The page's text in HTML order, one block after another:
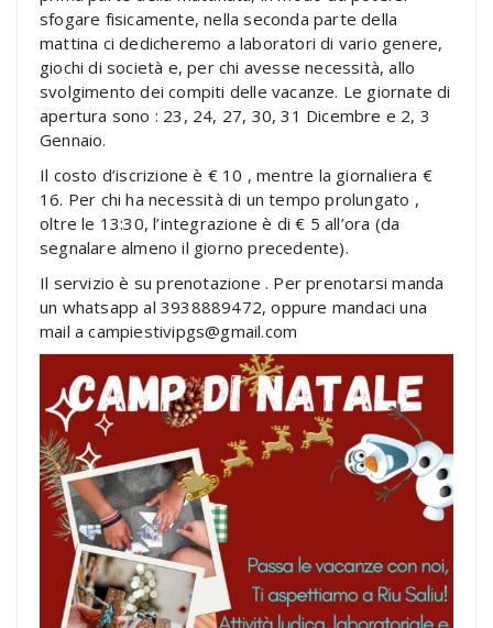
sfogare fisicamente, nella seconda parte della
mattina ci dedicheremo a laboratori di vario genere,
giochi di società e, per chi avesse necessità, allo
svolgimento dei compiti delle vacanze. Le giornate di
apertura sono : 23, 24, 27, 30, 31 Dicembre e 2, 3
Gennaio.
Il costo d’iscrizione è € 10 , mentre la giornaliera €
16. Per chi ha necessità di un tempo prolungato ,
oltre le 13:30, l’integrazione è di € 5 all’ora (da
segnalare almeno il giorno precedente).
Il servizio è su prenotazione . Per prenotarsi manda
un whatsapp al 3938889472, oppure mandaci una
mail a campiestivipgs@gmail.com